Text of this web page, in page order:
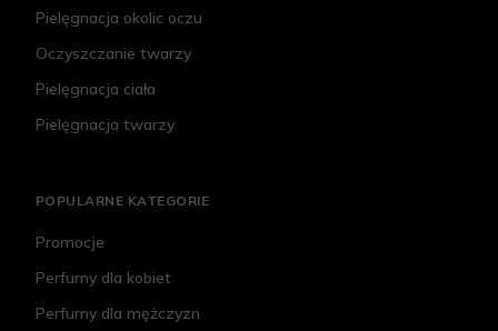
Pielęgnacja okolic oczu
Oczyszczanie twarzy
Pielęgnacja ciała
Pielęgnacja twarzy
POPULARNE KATEGORIE
Promocje
Perfumy dla kobiet
Perfumy dla mężczyzn